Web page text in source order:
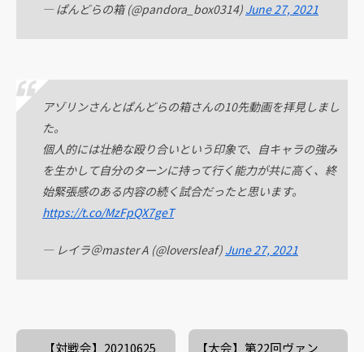
— ぱんどらの箱 (@pandora_box0314) June 27, 2021
アゾリンさんとぱんどらの箱さんの10先動画を拝見しまし
た。
個人的には壮絶な殴り合いという印象で、自キャラの強み
を生かして自分のターンに持って行く能力が共に高く、終
始緊張感のある内容の続く試合だったと思います。
https://t.co/MzFpQX7geT
— レイラ＠master A (@loversleaf) June 27, 2021
【対戦会】20210625 【大会】第22回ヴァン